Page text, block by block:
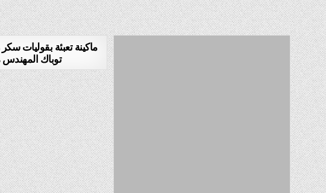
ماكينة تعبئة بقوليات
توباك